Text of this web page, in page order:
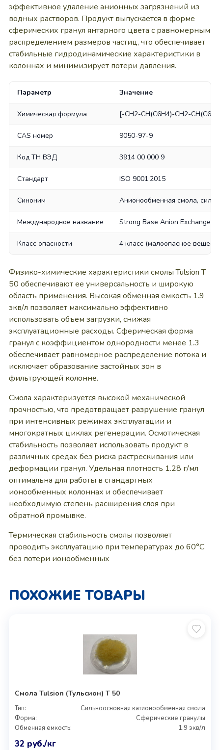
эффективное удаление анионных загрязнений из
водных растворов. Продукт выпускается в форме
сферических гранул янтарного цвета с равномерным
распределением размеров частиц, что обеспечивает
стабильные гидродинамические характеристики в
колоннах и минимизирует потери давления.
Параметр Значение
Химическая формула [-CH2-CH(C6H4)-CH2-
CAS номер 9050-97-9
Код ТН ВЭД 3914 00 000 9
Стандарт ISO 9001:2015
Синоним Анионообменная смола,
Международное название Strong Base Anion Exchange
Класс опасности 4 класс (малоопасное
Физико-химические характеристики смолы Tulsion T
50 обеспечивают ее универсальность и широкую
область применения. Высокая обменная емкость 1.9
экв/л позволяет максимально эффективно
использовать объем загрузки, снижая
эксплуатационные расходы. Сферическая форма
гранул с коэффициентом однородности менее 1.3
обеспечивает равномерное распределение потока и
исключает образование застойных зон в
фильтрующей колонне.
Смола характеризуется высокой механической
прочностью, что предотвращает разрушение гранул
при интенсивных режимах эксплуатации и
многократных циклах регенерации. Осмотическая
стабильность позволяет использовать продукт в
различных средах без риска растрескивания или
деформации гранул. Удельная плотность 1.28 г/мл
оптимальна для работы в стандартных
ионообменных колоннах и обеспечивает
необходимую степень расширения слоя при
обратной промывке.
Термическая стабильность смолы позволяет
проводить эксплуатацию при температурах до 60°C
без потери ионообменных
ПОХОЖИЕ ТОВАРЫ
Смола Tulsion (Тульсион) T 50
Тип:
Сильноосновная катионообменная смола
Форма:
Сферические гранулы
Обменная емкость:
1.9 экв/л
32 руб./кг